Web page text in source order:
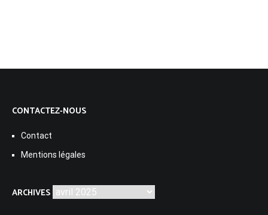
CONTACTEZ-NOUS
Contact
Mentions légales
ARCHIVES Archives